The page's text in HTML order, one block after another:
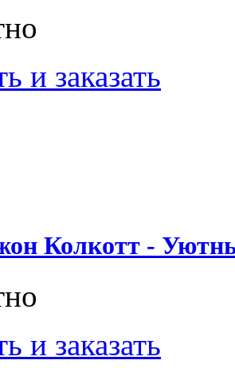
и заказать
Колкотт -
и заказать